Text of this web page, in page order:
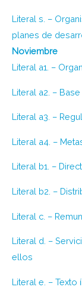
Literal s. –
planes de
Noviembre
Literal a1. –
Literal a2. –
Literal a3. –
Literal a4. –
Literal b1. –
Literal b2. –
Literal c. –
Literal d. –
ellos
Literal e. –